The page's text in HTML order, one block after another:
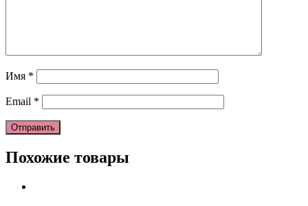
Имя *
Email *
Похожие товары